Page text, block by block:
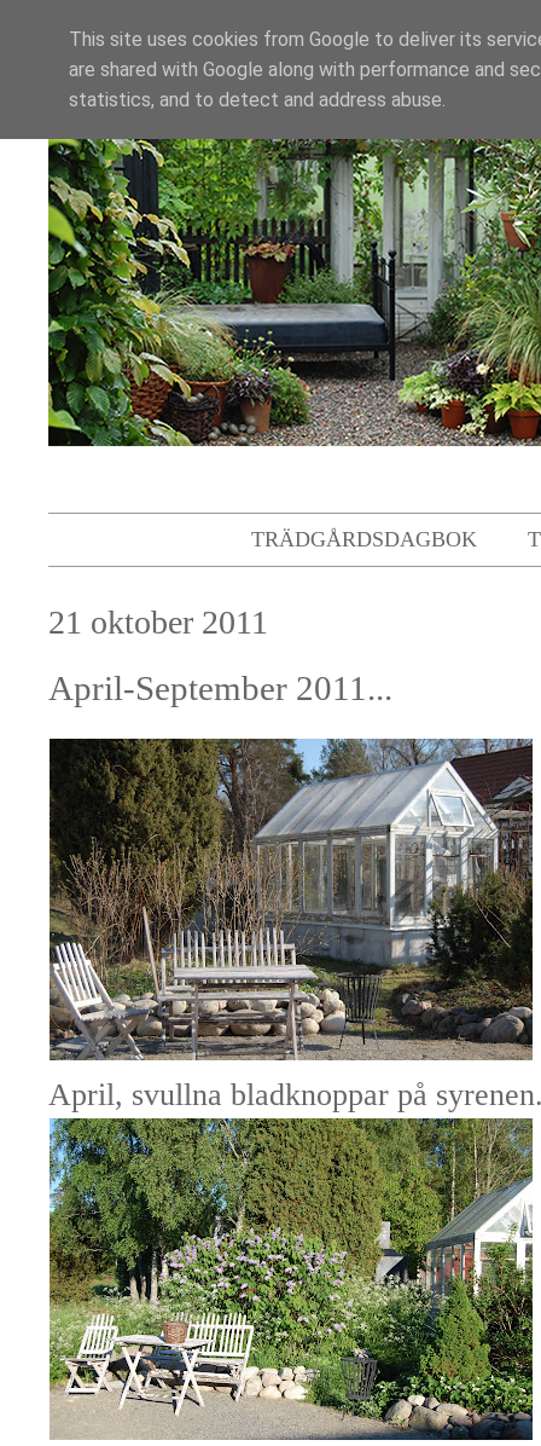
TRÄDGÅRDSDAGBOK
21 oktober 2011
April-September 2011...
April, svullna bladknoppar på
This site uses cookies from Google to deliver its
are shared with Google along with performance and
statistics, and to detect and address abuse.